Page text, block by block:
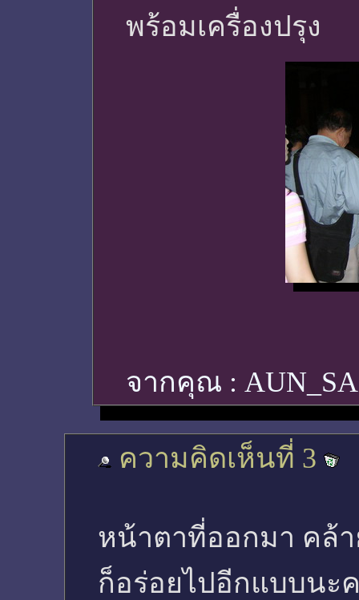
พร้อมเครื่องปรุง
จากคุณ :
ความคิดเห็นที่ 3
หน้าตาที่ออกมา คล้า
ก็อร่อยไปอีกแบบนะ